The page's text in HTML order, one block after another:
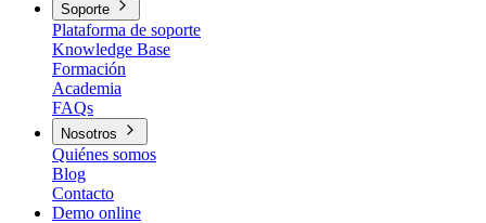
Soporte
Plataforma de soporte
Knowledge Base
Formación
Academia
FAQs
Nosotros
Quiénes somos
Blog
Contacto
Demo online